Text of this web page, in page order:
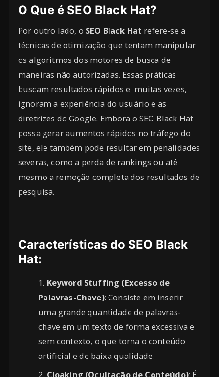
O Que é SEO Black Hat?
Por outro lado, o SEO Black Hat refere-se a
técnicas de otimização que tentam manipular
os algoritmos dos motores de busca de
maneiras não autorizadas. Essas práticas
buscam resultados rápidos e, muitas vezes,
ignoram a experiência do usuário e as
diretrizes do Google. Embora o SEO Black Hat
possa gerar aumentos rápidos no tráfego do
site, ele também pode resultar em penalidades
severas, como a perda de rankings ou até
mesmo a remoção completa dos resultados de
pesquisa.
Características do SEO Black
Hat:
Keyword Stuffing (Excesso de
Palavras-Chave): Consiste em inserir
uma grande quantidade de palavras-
chave em um texto de forma excessiva e
sem contexto, o que torna o conteúdo
artificial e de baixa qualidade.
Cloaking (Ocultação de Conteúdo): É